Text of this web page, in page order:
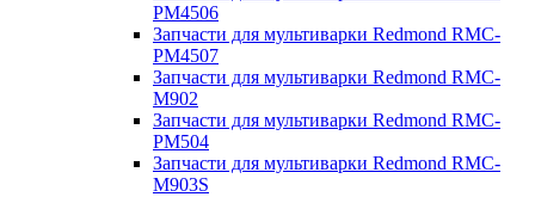
PM4506
Запчасти для мультиварки Redmond RMC-
PM4507
Запчасти для мультиварки Redmond RMC-
M902
Запчасти для мультиварки Redmond RMC-
PM504
Запчасти для мультиварки Redmond RMC-
M903S